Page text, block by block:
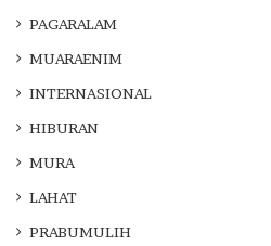
PAGARALAM
MUARAENIM
INTERNASIONAL
HIBURAN
MURA
LAHAT
PRABUMULIH